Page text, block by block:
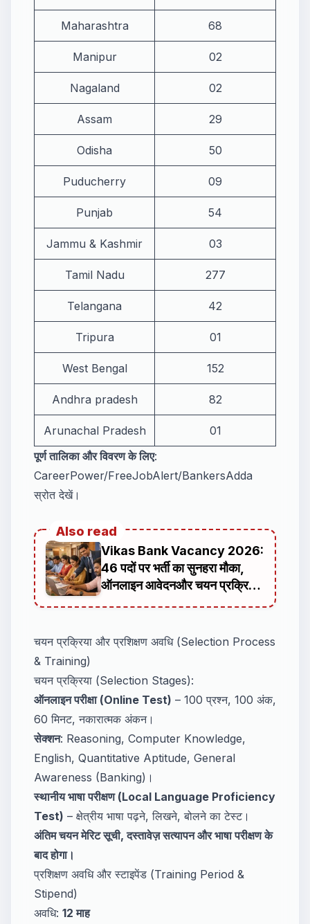
Maharashtra 68
Manipur 02
Nagaland 02
Assam 29
Odisha 50
Puducherry 09
Punjab 54
Jammu & Kashmir 03
Tamil Nadu 277
Telangana 42
Tripura 01
West Bengal 152
Andhra pradesh 82
Arunachal Pradesh
01
पूर्ण तालिका और विवरण के लिए:
CareerPower/FreeJobAlert/BankersAdda
स्रोत देखें।
Also read
Vikas Bank Vacancy 2026:
46 पदों पर भर्ती का सुनहरा मौका,
ऑनलाइन आवेदनऔर चयन प्रक्रिया
चयन प्रक्रिया और प्रशिक्षण अवधि (Selection Process
& Training)
चयन प्रक्रिया (Selection Stages):
ऑनलाइन परीक्षा (Online Test) – 100 प्रश्न, 100 अंक,
60 मिनट, नकारात्मक अंकन।
सेक्शन: Reasoning, Computer Knowledge,
English, Quantitative Aptitude, General
Awareness (Banking)।
स्थानीय भाषा परीक्षण (Local Language Proficiency
Test) – क्षेत्रीय भाषा पढ़ने, लिखने, बोलने का टेस्ट।
अंतिम चयन मेरिट सूची, दस्तावेज़ सत्यापन और भाषा परीक्षण के
बाद होगा।
प्रशिक्षण अवधि और स्टाइपेंड (Training Period &
Stipend)
अवधि: 12 माह